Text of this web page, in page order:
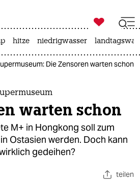
taz zahl ich
zahl ich

taz zahl ich
hitze niedrigwasser
Die Zensoren warten schon
warten schon
M+ in Hongkong soll zum
Ostasien werden. Doch kann
gedeihen?
teilen